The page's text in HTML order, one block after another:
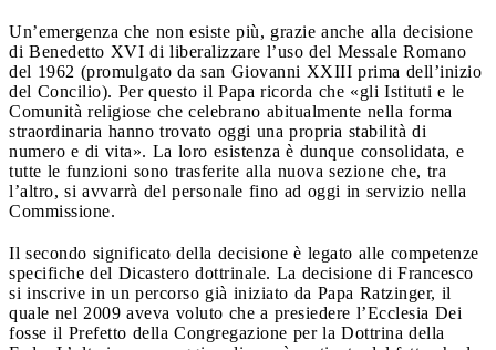
Un’emergenza che non esiste più, grazie anche alla decisione
di Benedetto XVI di liberalizzare l’uso del Messale Romano
del 1962 (promulgato da san Giovanni XXIII prima dell’inizio
del Concilio). Per questo il Papa ricorda che «gli Istituti e le
Comunità religiose che celebrano abitualmente nella forma
straordinaria hanno trovato oggi una propria stabilità di
numero e di vita». La loro esistenza è dunque consolidata, e
tutte le funzioni sono trasferite alla nuova sezione che, tra
l’altro, si avvarrà del personale fino ad oggi in servizio nella
Commissione.
Il secondo significato della decisione è legato alle competenze
specifiche del Dicastero dottrinale. La decisione di Francesco
si inscrive in un percorso già iniziato da Papa Ratzinger, il
quale nel 2009 aveva voluto che a presiedere l’Ecclesia Dei
fosse il Prefetto della Congregazione per la Dottrina della